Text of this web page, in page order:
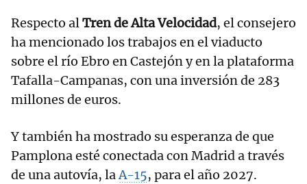
Respecto alTren de Alta Velocidad, el consejero
ha mencionado los trabajos en el viaducto
sobre el río Ebro en Castejón y en la plataforma
Tafalla-Campanas, con una inversión de 283
millones de euros.
Y también ha mostrado su esperanza de que
Pamplona esté conectada con Madrid a través
de una autovía, laA-15, para el año 2027.